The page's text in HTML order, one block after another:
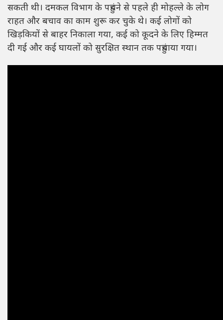
सकती थी। दमकल विभाग के पहुंचने से पहले ही मोहल्ले के लोग
राहत और बचाव का काम शुरू कर चुके थे। कई लोगों को
खिड़कियों से बाहर निकाला गया, कई को कूदने के लिए हिम्मत
दी गई और कई घायलों को सुरक्षित स्थान तक पहुंचाया गया।